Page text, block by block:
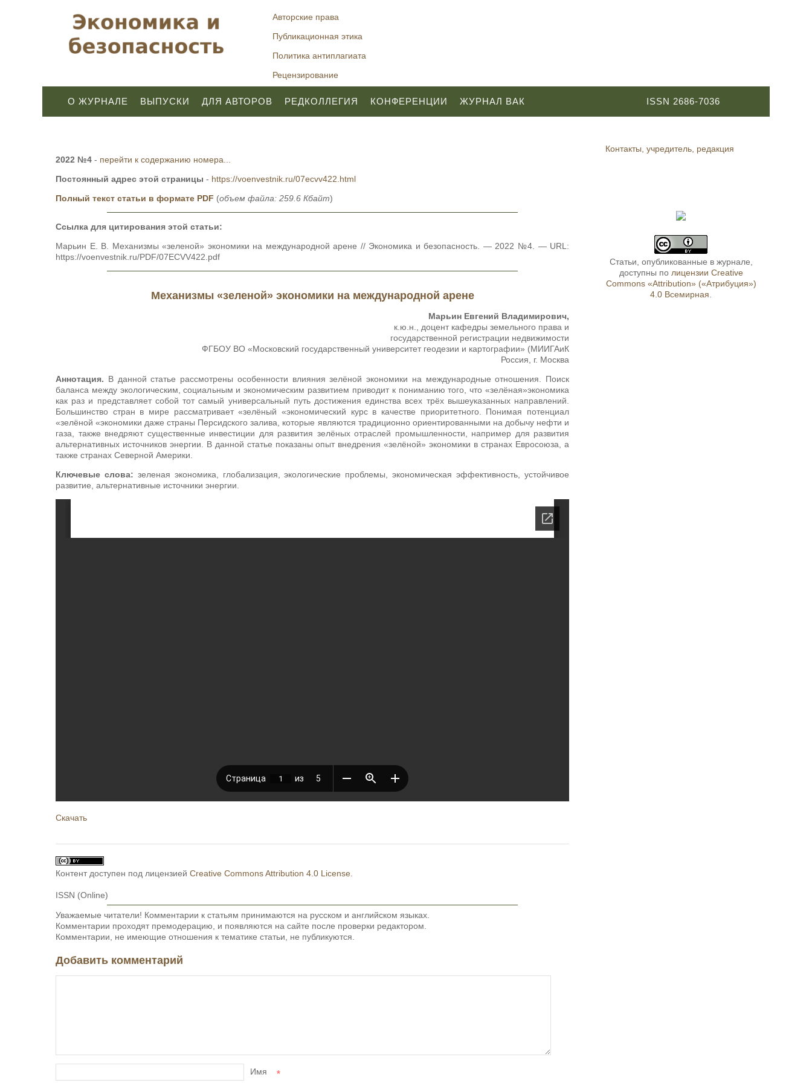
Авторские права
Публикационная этика
Политика антиплагиата
Рецензирование
ISSN 2686-7036
О ЖУРНАЛЕ ВЫПУСКИ ДЛЯ АВТОРОВ РЕДКОЛЛЕГИЯ КОНФЕРЕНЦИИ ЖУРНАЛ ВАК
2022 №4 - перейти к содержанию номера...
Постоянный адрес этой страницы - https://voenvestnik.ru/07ecvv422.html
Полный текст статьи в формате PDF (объем файла: 259.6 Кбайт)
Ссылка для цитирования этой статьи:
Марьин Е. В. Механизмы «зеленой» экономики на международной арене // Экономика и безопасность. — 2022 №4. — URL:
https://voenvestnik.ru/PDF/07ECVV422.pdf
Механизмы «зеленой» экономики на международной арене
Марьин Евгений Владимирович,
к.ю.н., доцент кафедры земельного права и
государственной регистрации недвижимости
ФГБОУ ВО «Московский государственный университет геодезии и картографии» (МИИГАиК
Россия, г. Москва
Аннотация. В данной статье рассмотрены особенности влияния зелёной экономики на международные отношения. Поиск
баланса между экологическим, социальным и экономическим развитием приводит к пониманию того, что «зелёная»экономика
как раз и представляет собой тот самый универсальный путь достижения единства всех трёх вышеуказанных направлений.
Большинство стран в мире рассматривает «зелёный «экономический курс в качестве приоритетного. Понимая потенциал
«зелёной «экономики даже страны Персидского залива, которые являются традиционно ориентированными на добычу нефти и
газа, также внедряют существенные инвестиции для развития зелёных отраслей промышленности, например для развития
альтернативных источников энергии. В данной статье показаны опыт внедрения «зелёной» экономики в странах Евросоюза, а
также странах Северной Америки.
Ключевые слова: зеленая экономика, глобализация, экологические проблемы, экономическая эффективность, устойчивое
развитие, альтернативные источники энергии.
Скачать
Контент доступен под лицензией Creative Commons Attribution 4.0 License
ISSN (Online)
Уважаемые читатели! Комментарии к статьям принимаются на русском и английском языках.
Комментарии проходят премодерацию, и появляются на сайте после проверки редактором.
Комментарии, не имеющие отношения к тематике статьи, не публикуются.
Добавить комментарий
Имя *
Контакты, учредитель, редакция
Статьи, опубликованные в журнале,
доступны по лицензии Creative
Commons «Attribution» («Атрибуция»)
4.0 Всемирная